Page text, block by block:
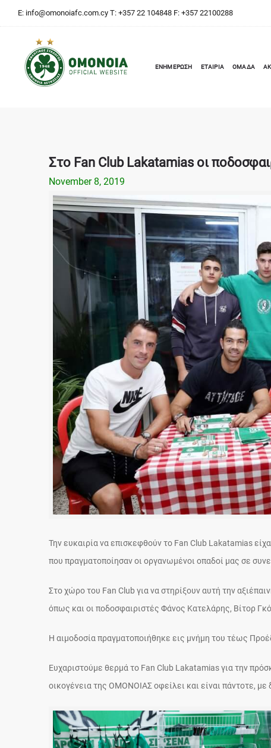
E: info@omonoiafc.com.cy T: +357 22 104848 F: +357 22100288
ΕΝΗΜΕΡΩΣΗ ΕΤΑΙΡΙΑ ΟΜΑΔΑ
Στο Fan Club Lakatamias οι
November 8, 2019
Την ευκαιρία να επισκεφθούν το Fan Club Lakatamias
που πραγματοποίησαν οι οργανωμένοι οπαδοί μας σε
Στο χώρο του Fan Club για να στηρίξουν αυτή την
όπως και οι ποδοσφαιριστές Φάνος Κατελάρης, Βίτορ
Η αιμοδοσία πραγματοποιήθηκε εις μνήμη του τέως
Ευχαριστούμε θερμά το Fan Club Lakatamias για την
οικογένεια της ΟΜΟΝΟΙΑΣ οφείλει και είναι πάντοτε,